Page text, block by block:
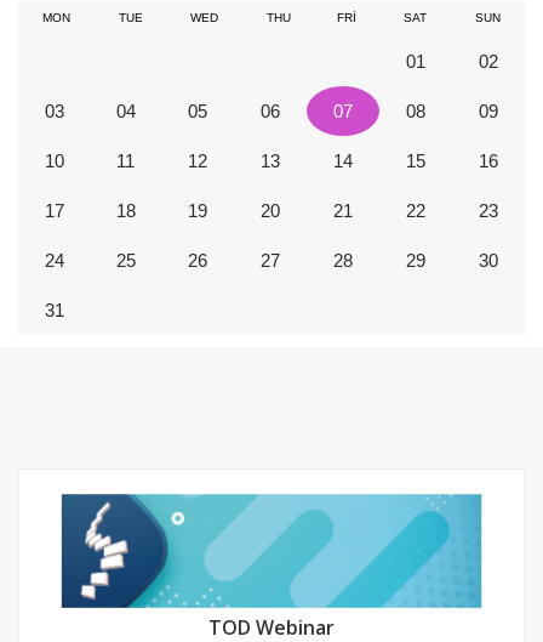
MON TUE WED THU FRI SAT SUN
01 02
03 04 05 06 07 08 09
10 11 12 13 14 15 16
17 18 19 20 21 22 23
24 25 26 27 28 29 30
31
TOD Webinar